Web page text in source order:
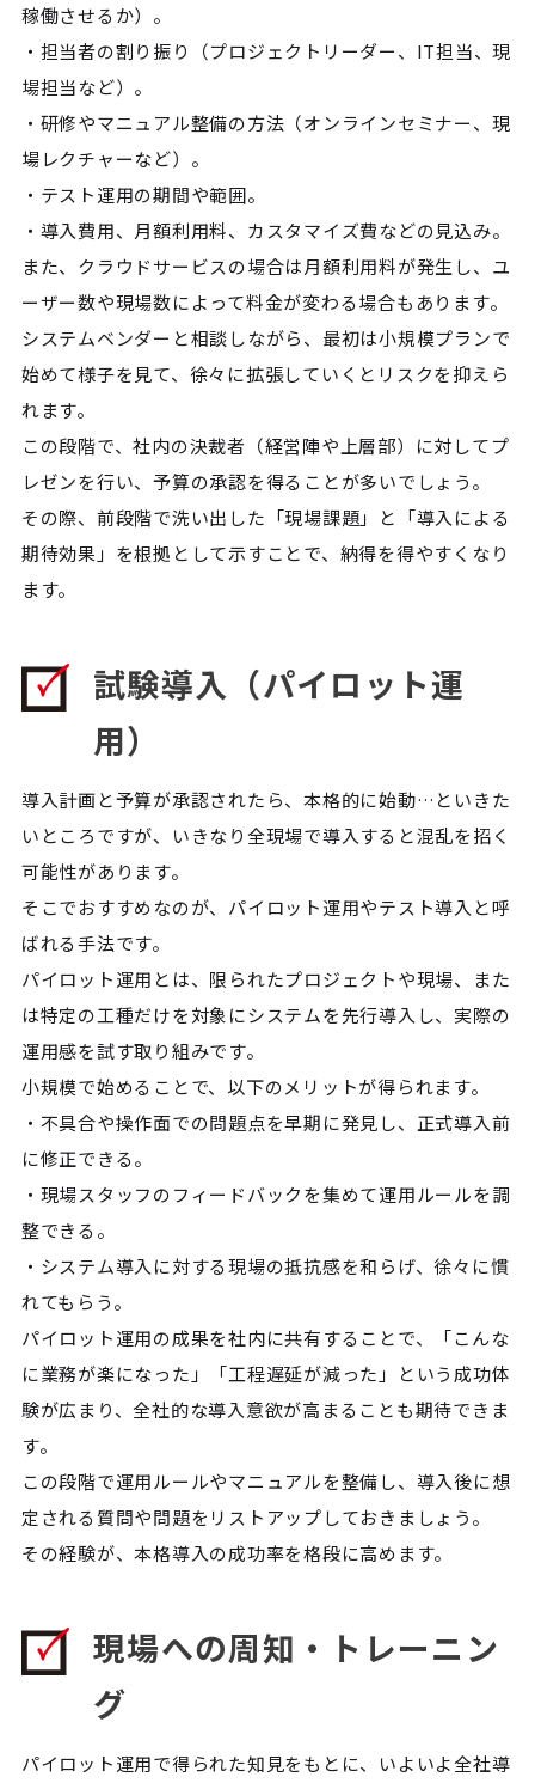
稼働させるか）。
・担当者の割り振り（プロジェクトリーダー、IT担当、現
場担当など）。
・研修やマニュアル整備の方法（オンラインセミナー、現
場レクチャーなど）。
・テスト運用の期間や範囲。
・導入費用、月額利用料、カスタマイズ費などの見込み。
また、クラウドサービスの場合は月額利用料が発生し、ユ
ーザー数や現場数によって料金が変わる場合もあります。
システムベンダーと相談しながら、最初は小規模プランで
始めて様子を見て、徐々に拡張していくとリスクを抑えら
れます。
この段階で、社内の決裁者（経営陣や上層部）に対してプ
レゼンを行い、予算の承認を得ることが多いでしょう。
その際、前段階で洗い出した「現場課題」と「導入による
期待効果」を根拠として示すことで、納得を得やすくなり
ます。
試験導入（パイロット運
用）
導入計画と予算が承認されたら、本格的に始動…といきた
いところですが、いきなり全現場で導入すると混乱を招く
可能性があります。
そこでおすすめなのが、パイロット運用やテスト導入と呼
ばれる手法です。
パイロット運用とは、限られたプロジェクトや現場、また
は特定の工種だけを対象にシステムを先行導入し、実際の
運用感を試す取り組みです。
小規模で始めることで、以下のメリットが得られます。
・不具合や操作面での問題点を早期に発見し、正式導入前
に修正できる。
・現場スタッフのフィードバックを集めて運用ルールを調
整できる。
・システム導入に対する現場の抵抗感を和らげ、徐々に慣
れてもらう。
パイロット運用の成果を社内に共有することで、「こんな
に業務が楽になった」「工程遅延が減った」という成功体
験が広まり、全社的な導入意欲が高まることも期待できま
す。
この段階で運用ルールやマニュアルを整備し、導入後に想
定される質問や問題をリストアップしておきましょう。
その経験が、本格導入の成功率を格段に高めます。
現場への周知・トレーニン
グ
パイロット運用で得られた知見をもとに、いよいよ全社導